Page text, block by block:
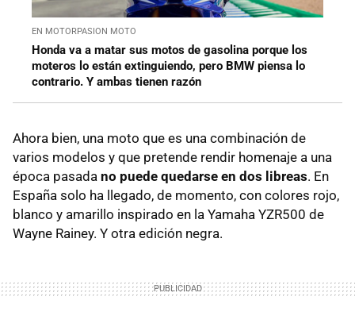
EN MOTORPASION MOTO
Honda va a matar sus motos de gasolina porque los
moteros lo están extinguiendo, pero BMW piensa lo
contrario. Y ambas tienen razón
Ahora bien, una moto que es una combinación de
varios modelos y que pretende rendir homenaje a una
época pasada no puede quedarse en dos libreas. En
España solo ha llegado, de momento, con colores rojo,
blanco y amarillo inspirado en la Yamaha YZR500 de
Wayne Rainey. Y otra edición negra.